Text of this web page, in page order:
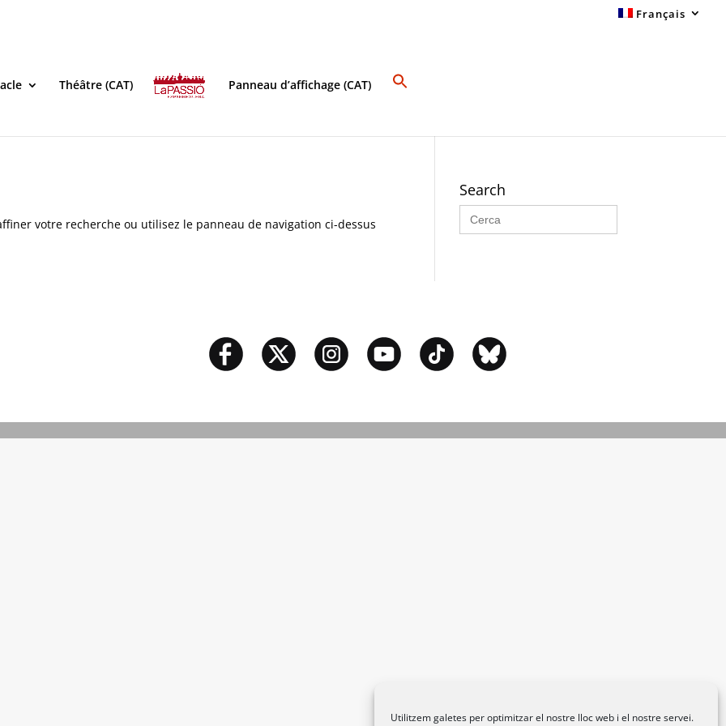
Utilitzem galetes per optimitzar el nostre lloc web i el nostre servei.
Français
Théâtre (CAT) Panneau d’affichage (CAT)
votre recherche ou utilisez le panneau de navigation ci-dessus
Search
Search
for: